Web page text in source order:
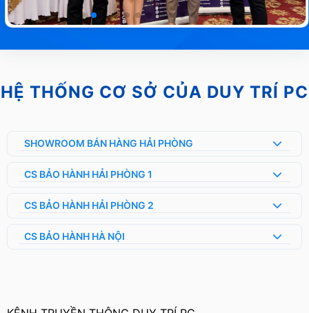
HỆ THỐNG CƠ SỞ CỦA DUY TRÍ PC
SHOWROOM BÁN HÀNG HẢI PHÒNG
CS BẢO HÀNH HẢI PHÒNG 1
CS BẢO HÀNH HẢI PHÒNG 2
CS BẢO HÀNH HÀ NỘI